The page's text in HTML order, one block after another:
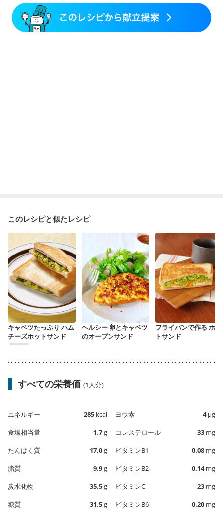
乳がん治療を終えた方・経過観察中の方など
産後（ミルク）
骨折 骨粗しょう症
関節リウマチ
フレイル（年齢に合わせた体作り）
このレシピと似たレシピ
キャベツたっぷり ハム
チーズホットサンド
ヘルシー 卵とキャベツ
のオープンサンド
フライパンで作る ホッ
トサンド
すべての栄養価 (1人分)
エネルギー 285 kcal
食塩相当量
1.7g
たんぱく質
17.0g
脂質
9.9g
炭水化物
35.5g
糖質
31.5g
ヨウ素 4µg
コレステロール
33 mg
ビタミンB1
0.08 mg
ビタミンB2
0.14mg
ビタミンC
23 mg
ビタミンB6
0.20 mg